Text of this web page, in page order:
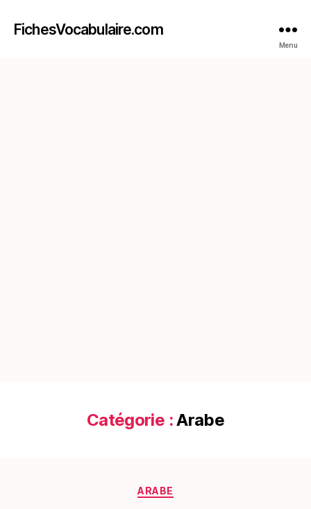
FichesVocabulaire.com
Menu
Catégorie :Arabe
Catégories
ARABE